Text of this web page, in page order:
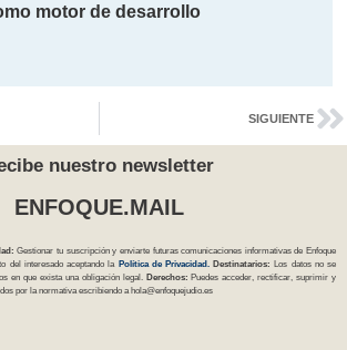
motor de desarrollo
SIGUIENTE
nuestro newsletter
ENFOQUE.MAIL
Gestionar tu suscripción y enviarte futuras comunicaciones informativas de Enfoque
del interesado aceptando la Política de Privacidad . Destinatarios: Los datos no se
en que exista una obligación legal. Derechos: Puedes acceder, rectificar, suprimir y
por la normativa escribiendo a hola@enfoquejudio.es